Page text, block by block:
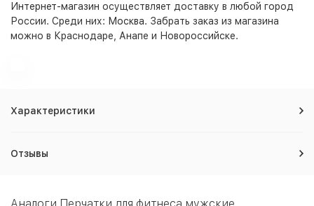
Интернет-магазин осуществляет доставку в любой город
России. Среди них: Москва. Забрать заказ из магазина
можно в Краснодаре, Анапе и Новороссийске.
Характеристики
Отзывы